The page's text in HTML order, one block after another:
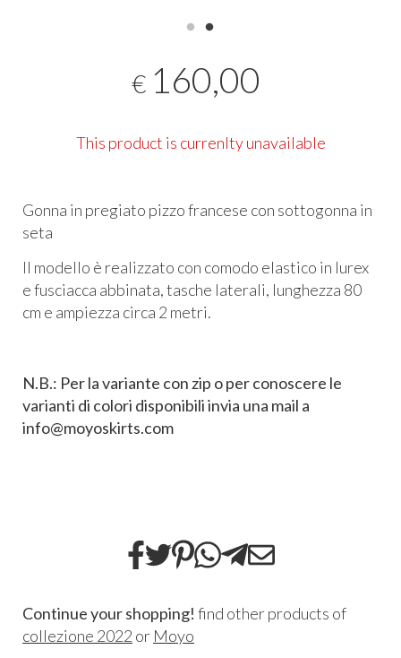
€ 160,00
This product is currenlty unavailable
Gonna in pregiato pizzo francese con sottogonna in
seta
Il modello è realizzato con comodo elastico in lurex
e fusciacca abbinata,tasche laterali, lunghezza 80
cm e ampiezza circa 2 metri.
N.B.: Per la variante con zip o per conoscere le
varianti di colori disponibili invia una mail a
info@moyoskirts.com
Continue your shopping! find other products of
collezione 2022 or Moyo